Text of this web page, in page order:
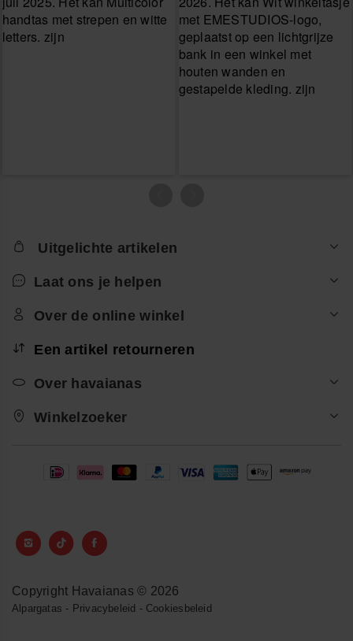
Uitgelichte artikelen
Laat ons je helpen
Over de online winkel
Een artikel retourneren
Over havaianas
Winkelzoeker
Copyright Havaianas © 2026
Alpargatas - Privacybeleid - Cookiesbeleid